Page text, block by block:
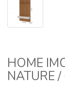
HOME
NATURE